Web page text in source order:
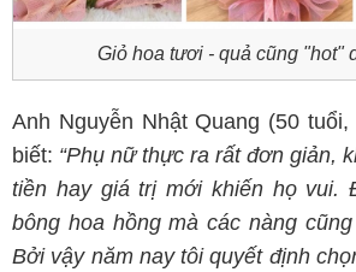
Giỏ hoa tươi - quả cũng "hot"
Anh Nguyễn Nhật Quang (50
biết: “Phụ nữ thực ra rất đơn giản,
tiền hay giá trị mới khiến họ vui.
bông hoa hồng mà các nàng
Bởi vậy năm nay tôi quyết định